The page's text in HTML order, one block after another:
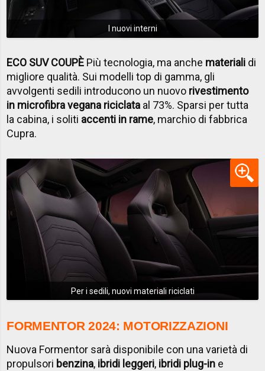
I nuovi interni
ECO SUV COUPÈ Più tecnologia, ma anche materiali di
migliore qualità. Sui modelli top di gamma, gli
avvolgenti sedili introducono un nuovo rivestimento
in microfibra vegana riciclata al 73%. Sparsi per tutta
la cabina, i soliti accenti in rame, marchio di fabbrica
Cupra.
Per i sedili, nuovi materiali riciclati
FORMENTOR 2024: MOTORIZZAZIONI
Nuova Formentor sarà disponibile con una varietà di
propulsori benzina, ibridi leggeri, ibridi plug-in e